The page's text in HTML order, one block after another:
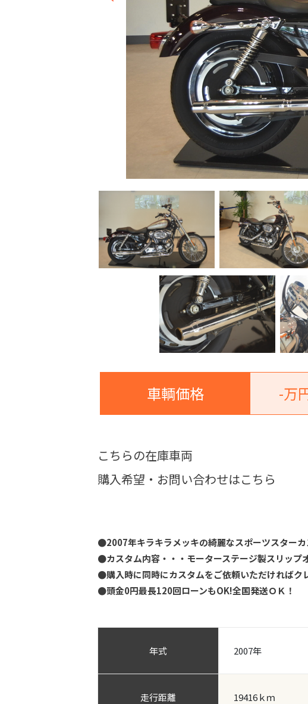
車輌価格 -万
こちらの在庫車両
購入希望・お問い合わせはこちら
●2007年キラキラメッキの綺麗なスポーツスターカ
●カスタム内容・・・モーターステージ製スリップ
●購入時に同時にカスタムをご依頼いただければク
●頭金0円最長120回ローンもOK!全国発送ＯＫ！
年式 2007年
走行距離 19416ｋｍ